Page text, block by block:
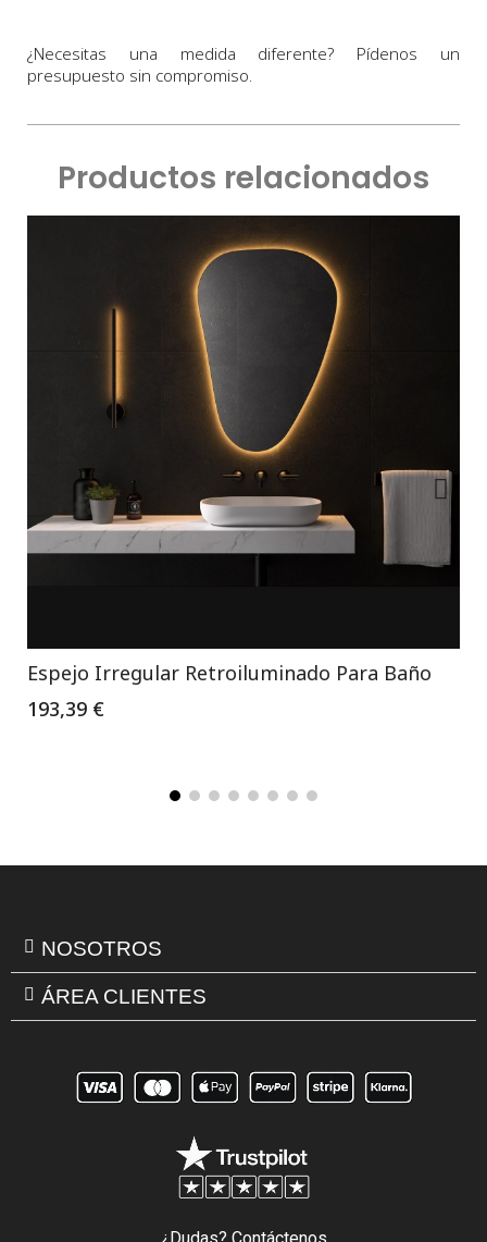
¿Necesitas una medida diferente? Pídenos un
presupuesto sin compromiso.
Productos relacionados
Espejo Irregular Retroiluminado Para Baño
193,39 €
NOSOTROS
ÁREA CLIENTES